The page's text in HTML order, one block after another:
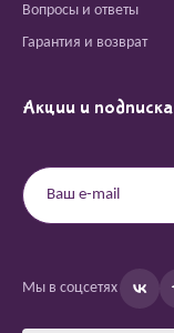
Вопросы и ответы
Гарантия и возврат
Акции и подписка
Мы в соцсетях